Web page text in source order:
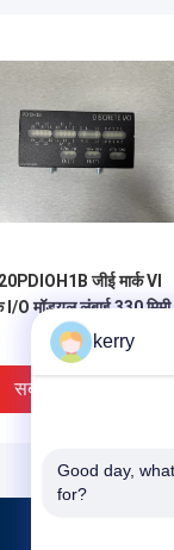
जीई मार्क VI
O मॉड्यूल लंबाई 330 मिमी
सबसे अच्छी कीमत
kerry
Good day,
for?